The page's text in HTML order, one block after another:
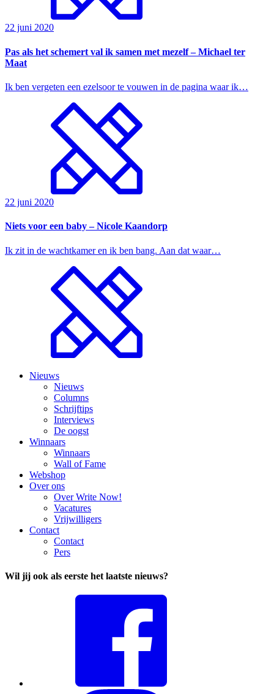
22 juni 2020
Pas als het schemert val ik samen met mezelf – Michael ter
Maat
Ik ben vergeten een ezelsoor te vouwen in de pagina waar ik…
22 juni 2020
Niets voor een baby – Nicole Kaandorp
Ik zit in de wachtkamer en ik ben bang. Aan dat waar…
Nieuws
Nieuws
Columns
Schrijftips
Interviews
De oogst
Winnaars
Winnaars
Wall of Fame
Webshop
Over ons
Over Write Now!
Vacatures
Vrijwilligers
Contact
Contact
Pers
Wil jij ook als eerste het laatste nieuws?